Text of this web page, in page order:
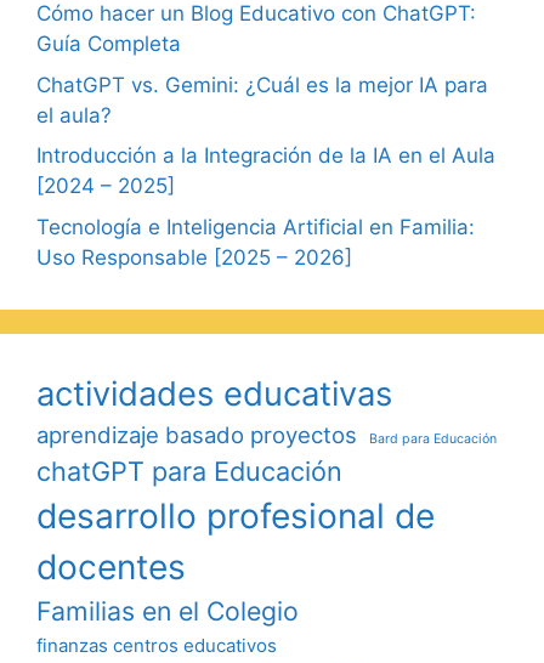
Cómo hacer un Blog Educativo con ChatGPT:
Guía Completa
ChatGPT vs. Gemini: ¿Cuál es la mejor IA para
el aula?
Introducción a la Integración de la IA en el Aula
[2024 – 2025]
Tecnología e Inteligencia Artificial en Familia:
Uso Responsable [2025 – 2026]
actividades educativas
aprendizaje basado proyectos Bard para Educación
chatGPT para Educación
desarrollo profesional de
docentes
Familias en el Colegio
finanzas centros educativos